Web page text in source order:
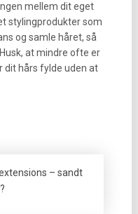
mellem dit eget
stylingprodukter som
og samle håret, så
at mindre ofte er
hårs fylde uden at
– sandt